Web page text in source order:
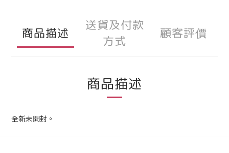
商品描述
送貨及付款
方式
顧客評價
商品描述
全新未開封。